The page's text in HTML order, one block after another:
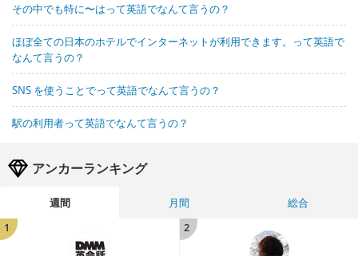
その中でも特に〜はって英語でなんて言うの？
ほぼ全ての日本のホテルでインターネットが利用できます。って英語で
なんて言うの？
SNS を使うことでって英語でなんて言うの？
駅の利用者って英語でなんて言うの？
アンカーランキング
週間 月間
総合
1
2